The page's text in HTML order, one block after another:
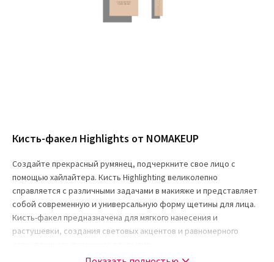
Кисть-факел Highlights от NOMAKEUP
Создайте прекрасный румянец, подчеркните свое лицо с
помощью хайлайтера. Кисть Highlighting великолепно
справляется с различными задачами в макияже и представляет
собой современную и универсальную форму щетины для лица.
Кисть-факел предназначена для мягкого нанесения и
растушевки, создания световых акцентов и равномерного